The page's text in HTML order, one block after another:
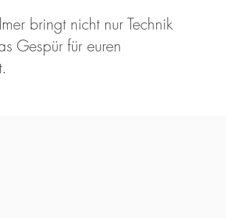
bringt nicht nur Technik
Gespür für euren